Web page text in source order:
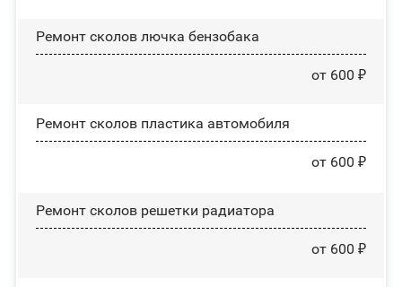
Ремонт сколов лючка бензобака
от 600 ₽
Ремонт сколов пластика автомобиля
от 600 ₽
Ремонт сколов решетки радиатора
от 600 ₽